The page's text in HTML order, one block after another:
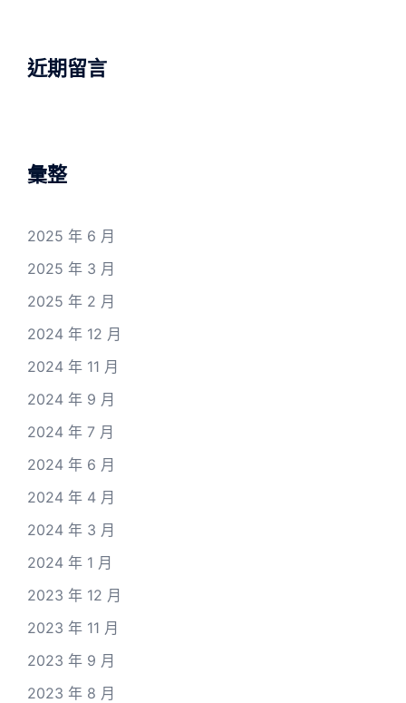
近期留言
彙整
2025 年 6 月
2025 年 3 月
2025 年 2 月
2024 年 12 月
2024 年 11 月
2024 年 9 月
2024 年 7 月
2024 年 6 月
2024 年 4 月
2024 年 3 月
2024 年 1 月
2023 年 12 月
2023 年 11 月
2023 年 9 月
2023 年 8 月